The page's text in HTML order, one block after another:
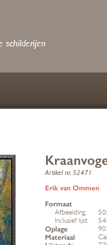
schilderijen
Artikel nr. 52471
Erik van Ommen
Formaat
Afbeelding
Inclusief lijst
Oplage 90
Materiaal